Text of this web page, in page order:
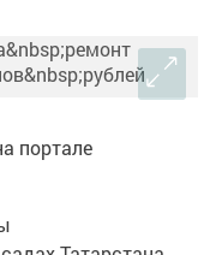
портале